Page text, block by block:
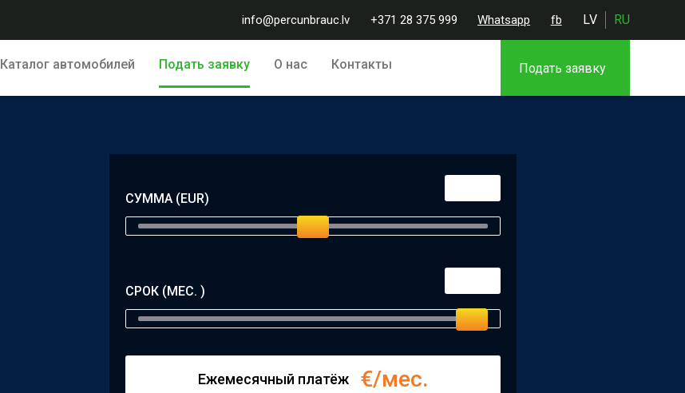
info@percunbrauc.lv +371 28 375 999 Whatsapp fb LV RU
Каталог автомобилей Подать заявку О нас Контакты Подать заявку
СУММА (EUR)
СРОК (МЕС. )
Ежемесячный платёж €/мес.